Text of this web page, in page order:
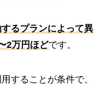
るプランによって異
2万円ほどです。
することが条件で、